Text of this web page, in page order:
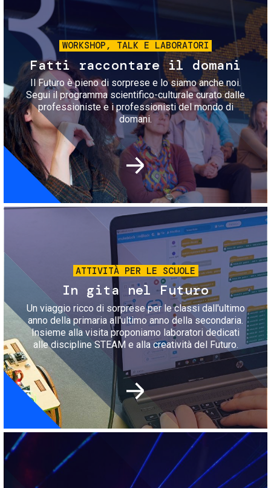
WORKSHOP, TALK E LABORATORI
Fatti raccontare il domani
Il Futuro è pieno di sorprese e lo siamo anche noi.
Segui il programma scientifico-culturale curato dalle
professioniste e i professionisti del mondo di
domani.
Immagine
ATTIVITÀ PER LE SCUOLE
In gita nel Futuro
Un viaggio ricco di sorprese per le classi dall'ultimo
anno della primaria all'ultimo anno della secondaria.
Insieme alla visita proponiamo laboratori dedicati
alle discipline STEAM e alla creatività del Futuro.
Immagine